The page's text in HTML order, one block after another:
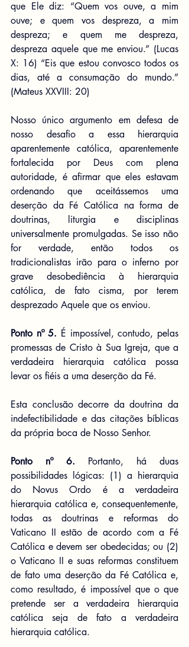
que Ele diz: “Quem vos ouve, a mim
ouve; e quem vos despreza, a mim
despreza; e quem me despreza,
despreza aquele que me enviou.” (Lucas
X: 16) “Eis que estou convosco todos os
dias, até a consumação do mundo.”
(Mateus XXVIII: 20)
Nosso único argumento em defesa de
nosso desafio a essa hierarquia
aparentemente católica, aparentemente
fortalecida por Deus com plena
autoridade, é afirmar que eles estavam
ordenando que aceitássemos uma
deserção da Fé Católica na forma de
doutrinas, liturgia e disciplinas
universalmente promulgadas. Se isso não
for verdade, então todos os
tradicionalistas irão para o inferno por
grave desobediência à hierarquia
católica, de fato cisma, por terem
desprezado Aquele que os enviou.
Ponto nº 5. É impossível, contudo, pelas
promessas de Cristo à Sua Igreja, que a
verdadeira hierarquia católica possa
levar os fiéis a uma deserção da Fé.
Esta conclusão decorre da doutrina da
indefectibilidade e das citações bíblicas
da própria boca de Nosso Senhor.
Ponto nº 6. Portanto, há duas
possibilidades lógicas: (1) a hierarquia
do Novus Ordo é a verdadeira
hierarquia católica e, consequentemente,
todas as doutrinas e reformas do
Vaticano II estão de acordo com a Fé
Católica e devem ser obedecidas; ou (2)
o Vaticano II e suas reformas constituem
de fato uma deserção da Fé Católica e,
como resultado, é impossível que o que
pretende ser a verdadeira hierarquia
católica seja de fato a verdadeira
hierarquia católica.